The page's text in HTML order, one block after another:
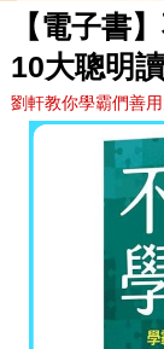
【電子書
10大聰明
劉軒教你學霸們善